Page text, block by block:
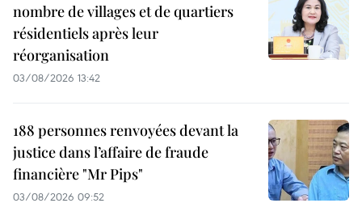
nombre de villages et de quartiers
résidentiels après leur
réorganisation
03/08/2026 13:42
188 personnes renvoyées devant la
justice dans l’affaire de fraude
financière "Mr Pips"
03/08/2026 09:52